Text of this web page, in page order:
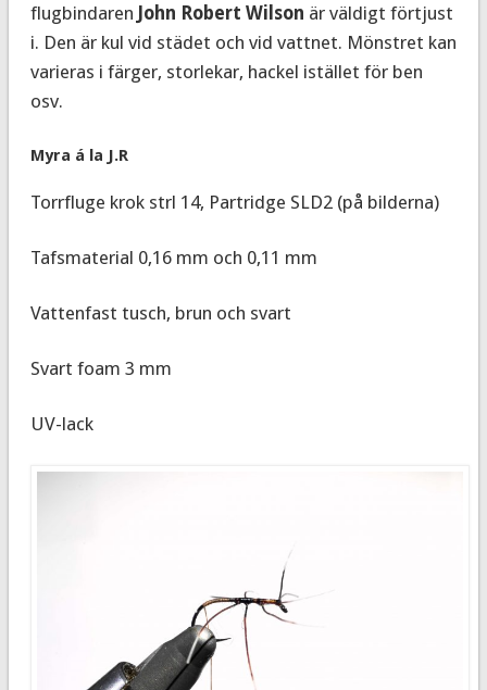
flugbindaren John Robert Wilson är väldigt förtjust
i. Den är kul vid städet och vid vattnet. Mönstret kan
varieras i färger, storlekar, hackel istället för ben
osv.
Myra á la J.R
Torrfluge krok strl 14, Partridge SLD2 (på bilderna)
Tafsmaterial 0,16 mm och 0,11 mm
Vattenfast tusch, brun och svart
Svart foam 3 mm
UV-lack